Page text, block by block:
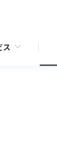
ス
収支シミュレー